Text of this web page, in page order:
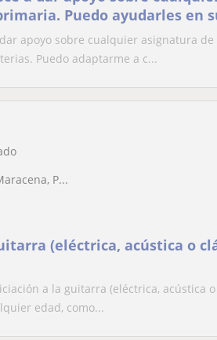
Puedo ayudarles en
materias. Puedo adaptarme
También puedo
la realización de
d
apoyo sobre cualquier asignatura
Puedo adaptarme a c...
P...
(eléctrica, acústica o
a la guitarra (eléctrica, acústica
edad, como...